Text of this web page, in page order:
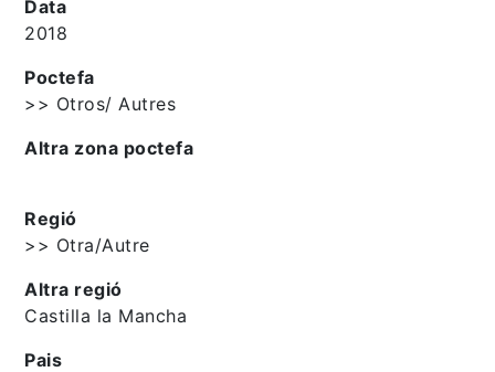
Data
2018
Poctefa
>> Otros/ Autres
Altra zona poctefa
Regió
>> Otra/Autre
Altra regió
Castilla la Mancha
Pais